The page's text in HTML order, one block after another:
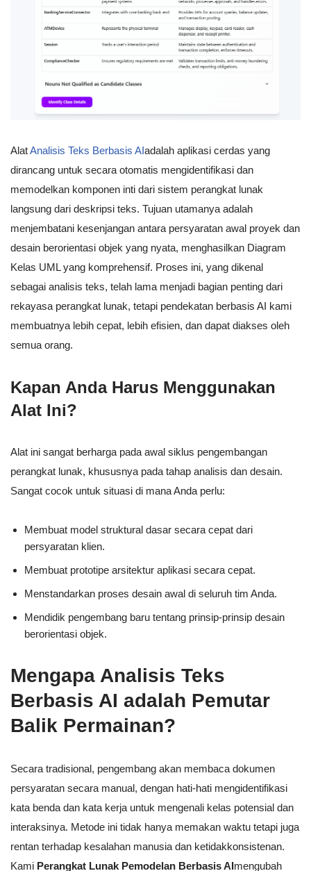
AlatAnalisis Teks Berbasis AIadalah aplikasi cerdas yang
dirancang untuk secara otomatis mengidentifikasi dan
memodelkan komponen inti dari sistem perangkat lunak
langsung dari deskripsi teks. Tujuan utamanya adalah
menjembatani kesenjangan antara persyaratan awal proyek dan
desain berorientasi objek yang nyata, menghasilkan Diagram
Kelas UML yang komprehensif. Proses ini, yang dikenal
sebagai analisis teks, telah lama menjadi bagian penting dari
rekayasa perangkat lunak, tetapi pendekatan berbasis AI kami
membuatnya lebih cepat, lebih efisien, dan dapat diakses oleh
semua orang.
Kapan Anda Harus Menggunakan
Alat Ini?
Alat ini sangat berharga pada awal siklus pengembangan
perangkat lunak, khususnya pada tahap analisis dan desain.
Sangat cocok untuk situasi di mana Anda perlu:
Membuat model struktural dasar secara cepat dari
persyaratan klien.
Membuat prototipe arsitektur aplikasi secara cepat.
Menstandarkan proses desain awal di seluruh tim Anda.
Mendidik pengembang baru tentang prinsip-prinsip desain
berorientasi objek.
Mengapa Analisis Teks
Berbasis AI adalah Pemutar
Balik Permainan?
Secara tradisional, pengembang akan membaca dokumen
persyaratan secara manual, dengan hati-hati mengidentifikasi
kata benda dan kata kerja untuk mengenali kelas potensial dan
interaksinya. Metode ini tidak hanya memakan waktu tetapi juga
rentan terhadap kesalahan manusia dan ketidakkonsistenan.
Kami Perangkat Lunak Pemodelan Berbasis AImengubah